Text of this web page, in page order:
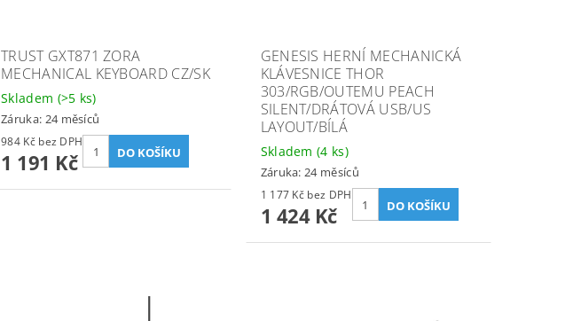
TRUST GXT871 ZORA
MECHANICAL KEYBOARD CZ/SK
Skladem (>5 ks)
Záruka: 24 měsíců
984 Kč bez DPH
1 191 Kč
GENESIS HERNÍ MECHANICKÁ
KLÁVESNICE THOR
303/RGB/OUTEMU PEACH
SILENT/DRÁTOVÁ USB/US
LAYOUT/BÍLÁ
Skladem(4 ks)
Záruka: 24 měsíců
1 177 Kč bez DPH
1 424 Kč